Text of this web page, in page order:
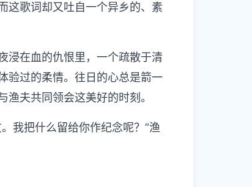
这歌词却又吐自一个异乡的、素
浸在血的仇恨里，一个疏散于清
验过的柔情。往日的心总是箭一
夫共同领会这美好的时刻。
我把什么留给你作纪念呢？”渔